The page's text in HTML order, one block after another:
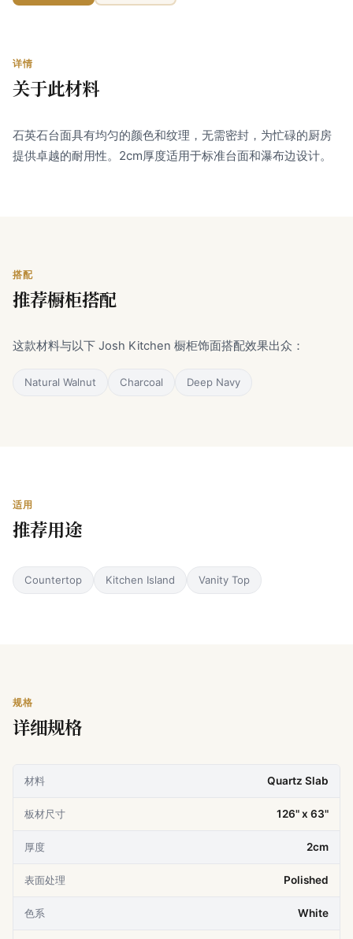
详情
关于此材料
石英石台面具有均匀的颜色和纹理，无需密封，为忙碌的厨房
提供卓越的耐用性。2cm厚度适用于标准台面和瀑布边设计。
搭配
推荐橱柜搭配
这款材料与以下 Josh Kitchen 橱柜饰面搭配效果出众：
Natural Walnut Charcoal Deep Navy
适用
推荐用途
Countertop Kitchen Island Vanity Top
规格
详细规格
材料 Quartz Slab
板材尺寸 126" x 63"
厚度 2cm
表面处理 Polished
色系 White